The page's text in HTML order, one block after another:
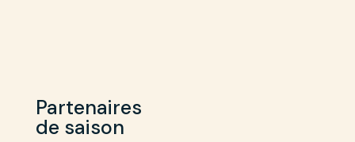
Partenaires
de saison